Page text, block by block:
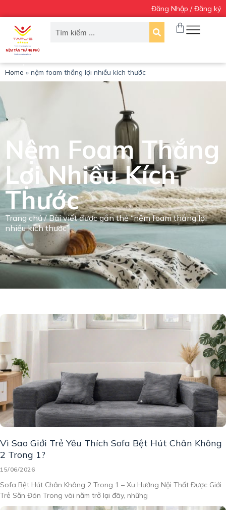
h
y
ể
n
đ
ế
n
ộ
u
n
Đăng Nhập / Đăng ký
Home » nệm foam thắng lợi nhiều kích thước
Nệm Foam Thắng
Lợi Nhiều Kích
Thước
Trang chủ/ Bài viết được gắn thẻ “nệm foam thắng lợi
nhiều kích thước”
Vì Sao Giới Trẻ Yêu Thích Sofa Bệt Hút Chân Không
2 Trong 1?
15/06/2026
Sofa Bệt Hút Chân Không 2 Trong 1 – Xu Hướng Nội Thất Được Giới
Trẻ Săn Đón Trong vài năm trở lại đây, những